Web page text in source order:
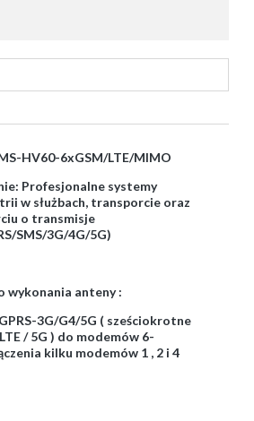
HV60-6xGSM/LTE/MIMO
Profesjonalne systemy
w służbach, transporcie oraz
o transmisje
SMS/3G/4G/5G)
wykonania anteny :
3G/G4/5G ( sześciokrotne
/ 5G ) do modemów 6-
kilku modemów 1 , 2 i 4